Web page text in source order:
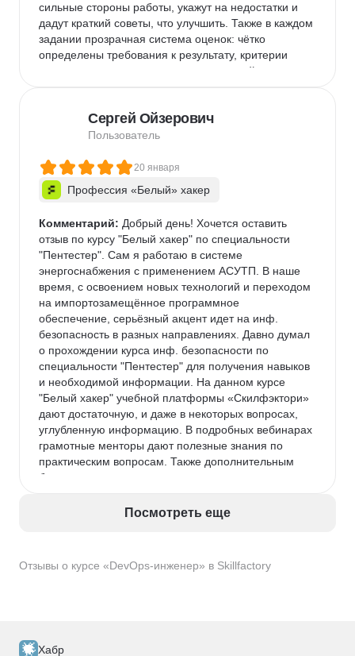
Отзывы о курсе «DevOps-инженер» в Skillfactory
сильные стороны работы, укажут на недостатки и
дадут краткий советы, что улучшить. Также в каждом
задании прозрачная система оценок: чётко
определены требования к результату, критерии
оценки ивес каждого критерия в итоговой оценке.
свои навыки в реальных условиях. Обратную связь
по этим заданиям менторы также дают. В общем,
продуманной системой подготовки. Тем кто
рассматривает варианты онлайн образования
однозначно рекомендую!
внутренней логикой и связностью
есть нюансы, в частности нужно строго следить за
сроком и прогрессом обучения
Сергей Ойзерович
Пользователь
20 января
Профессия «Белый» хакер
Комментарий: Добрый день! Хочется оставить
отзыв по курсу "Белый хакер" по специальности
"Пентестер". Сам я работаю в системе
энергоснабжения с применением АСУТП. В наше
время, с освоением новых технологий и переходом
на импортозамещённое программное
обеспечение, серьёзный акцент идет на инф.
безопасность в разных направлениях. Давно думал
о прохождении курса инф. безопасности по
специальности "Пентестер" для получения навыков
и необходимой информации. На данном курсе
"Белый хакер" учебной платформы «Скилфэктори»
дают достаточную, и даже в некоторых вопросах,
углубленную информацию. В подробных вебинарах
грамотные менторы дают полезные знания по
практическим вопросам. Также дополнительным
бонусом на курсе рассматриваются темы по
ОС Linux, Windows, языков Python, PHP, HTMl, Java
знаний по специальности "Пентестер" с
Посмотреть еще
Хабр